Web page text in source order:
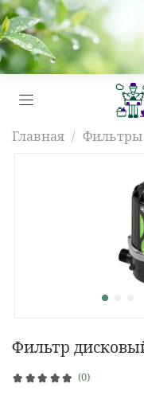
Главная Фильтры
(0)
Фильтр